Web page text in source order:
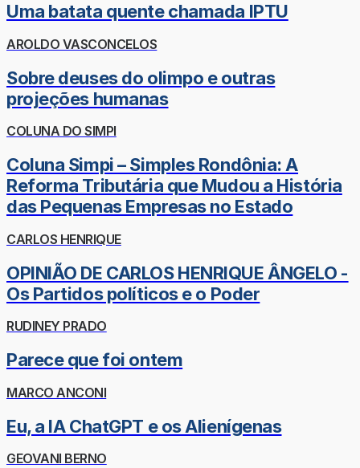
Uma batata quente chamada IPTU
AROLDO VASCONCELOS
Sobre deuses do olimpo e outras
projeções humanas
COLUNA DO SIMPI
Coluna Simpi – Simples Rondônia: A
Reforma Tributária que Mudou a História
das Pequenas Empresas no Estado
CARLOS HENRIQUE
OPINIÃO DE CARLOS HENRIQUE ÂNGELO -
Os Partidos políticos e o Poder
RUDINEY PRADO
Parece que foi ontem
MARCO ANCONI
Eu, a IA ChatGPT e os Alienígenas
GEOVANI BERNO